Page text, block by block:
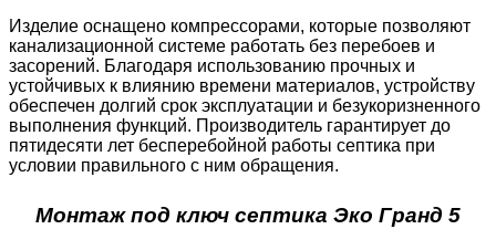
Изделие оснащено компрессорами, которые позволяют
канализационной системе работать без перебоев и
засорений. Благодаря использованию прочных и
устойчивых к влиянию времени материалов, устройству
обеспечен долгий срок эксплуатации и безукоризненного
выполнения функций. Производитель гарантирует до
пятидесяти лет бесперебойной работы септика при
условии правильного с ним обращения.
Монтаж под ключ септика Эко Гранд 5